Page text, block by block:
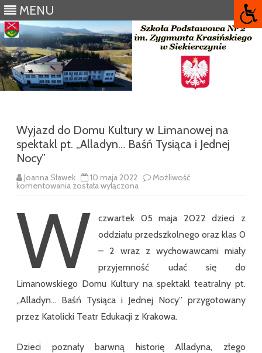
MENU
Wyjazd do Domu Kultury w Limanowej na
spektakl pt. „Alladyn… Baśń Tysiąca i Jednej
Nocy”
Joanna Sławek 10 maja 2022 Możliwość
komentowania Wyjazd
Limanowej
na
spektakl
pt.
„Alladyn…
Baśń
Tysiąca
i
Jednej
Nocy”
została wyłączona
W
czwartek 05 maja 2022 dzieci z
oddziału przedszkolnego oraz klas 0
– 2 wraz z wychowawcami miały
przyjemność udać się do
Limanowskiego Domu Kultury na spektakl teatralny pt.
„Alladyn… Baśń Tysiąca i Jednej Nocy” przygotowany
przez Katolicki Teatr Edukacji z Krakowa.
Dzieci poznały barwną historię Alladyna, złego